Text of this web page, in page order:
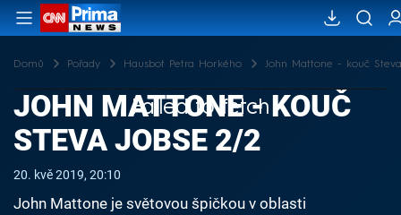
Domů Pořady Hausbot Petra Horkého John Mattone - kouč
Failed to fetch
JOHN MATTONE - KOUČ
STEVA JOBSE 2/2
20. kvě 2019, 20:10
John Mattone je světovou špičkou v oblasti